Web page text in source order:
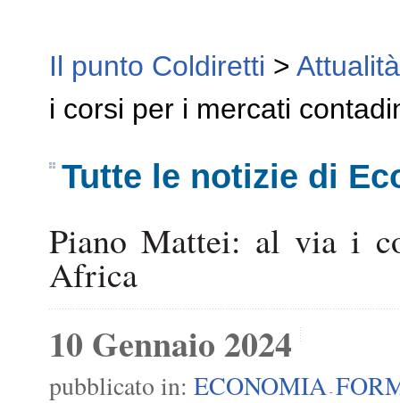
Il punto Coldiretti > Attualità
i corsi per i mercati
Tutte le notizie di
Piano Mattei: al via i
Africa
10 Gennaio 2024
pubblicato in: ECONOMIA -